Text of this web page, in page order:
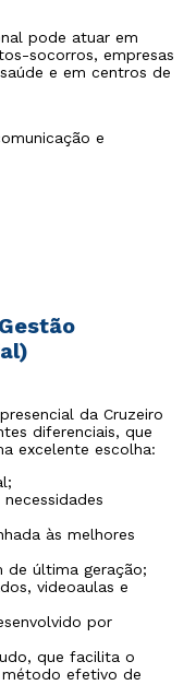
pode atuar em
socorros, empresas
e em centros de
e
negócios;
da Cruzeiro
diferenciais, que
excelente escolha:
às melhores
de última geração;
videoaulas e
por
que facilita o
método efetivo de